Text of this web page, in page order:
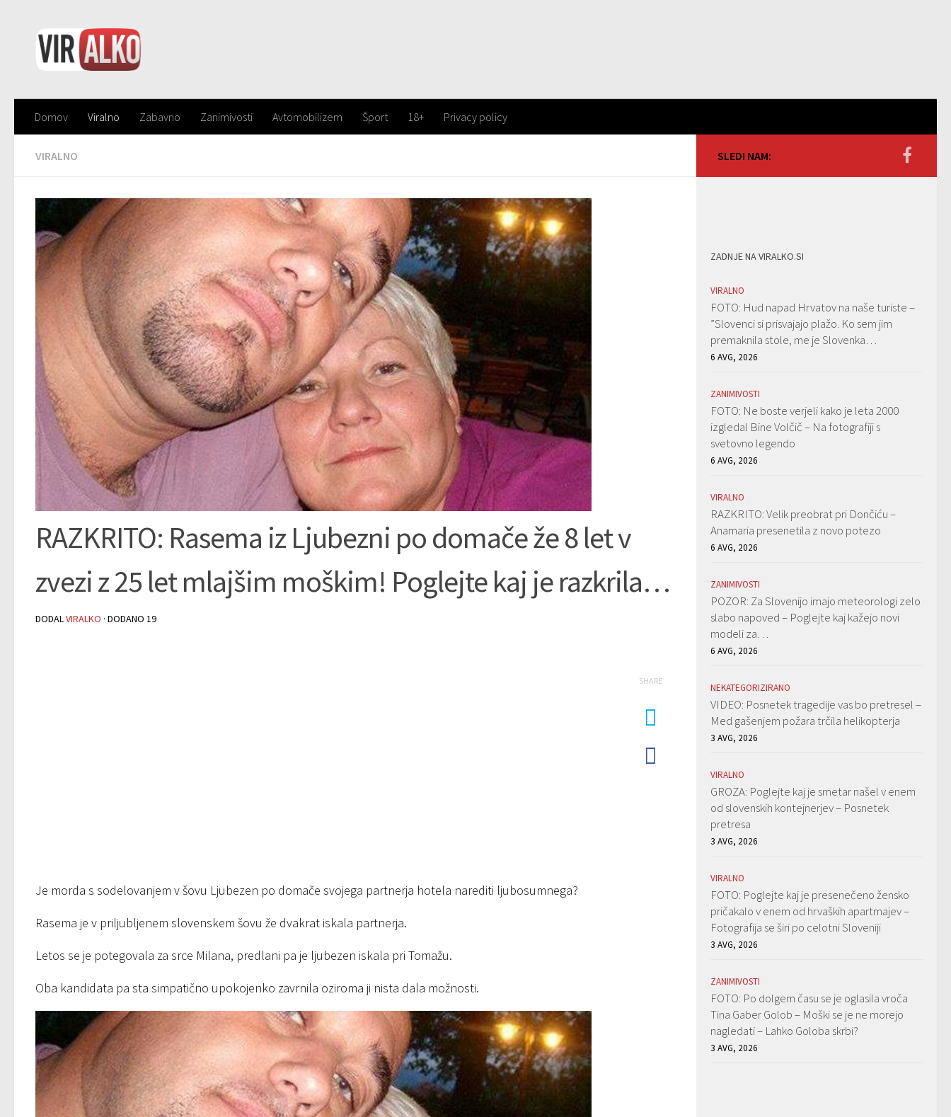
Domov Viralno Zabavno Zanimivosti Avtomobilizem Šport 18+ Privacy policy
VIRALNO
RAZKRITO: Rasema iz Ljubezni po domače že 8 let v
zvezi z 25 let mlajšim moškim! Poglejte kaj je razkrila…
DODALVIRALKO · DODANO 19
Je morda s sodelovanjem v šovu Ljubezen po domače svojega partnerja hotela narediti ljubosumnega?
Rasema je v priljubljenem slovenskem šovu že dvakrat iskala partnerja.
Letos se je potegovala za srce Milana, predlani pa je ljubezen iskala pri Tomažu.
Oba kandidata pa sta simpatično upokojenko zavrnila oziroma ji nista dala možnosti.
SHARE
SLEDI NAM:
ZADNJE NA VIRALKO.SI
VIRALNO
FOTO: Hud napad Hrvatov na naše turiste –
”Slovenci si prisvajajo plažo. Ko sem jim
premaknila stole, me je Slovenka…
6 AVG, 2026
ZANIMIVOSTI
FOTO: Ne boste verjeli kako je leta 2000
izgledal Bine Volčič – Na fotografiji s
svetovno legendo
6 AVG, 2026
VIRALNO
RAZKRITO: Velik preobrat pri Dončiću –
Anamaria presenetila z novo potezo
6 AVG, 2026
ZANIMIVOSTI
POZOR: Za Slovenijo imajo meteorologi zelo
slabo napoved – Poglejte kaj kažejo novi
modeli za…
6 AVG, 2026
NEKATEGORIZIRANO
VIDEO: Posnetek tragedije vas bo pretresel –
Med gašenjem požara trčila helikopterja
3 AVG, 2026
VIRALNO
GROZA: Poglejte kaj je smetar našel v enem
od slovenskih kontejnerjev – Posnetek
pretresa
3 AVG, 2026
VIRALNO
FOTO: Poglejte kaj je presenečeno žensko
pričakalo v enem od hrvaških apartmajev –
Fotografija se širi po celotni Sloveniji
3 AVG, 2026
ZANIMIVOSTI
FOTO: Po dolgem času se je oglasila vroča
Tina Gaber Golob – Moški se je ne morejo
nagledati – Lahko Goloba skrbi?
3 AVG, 2026